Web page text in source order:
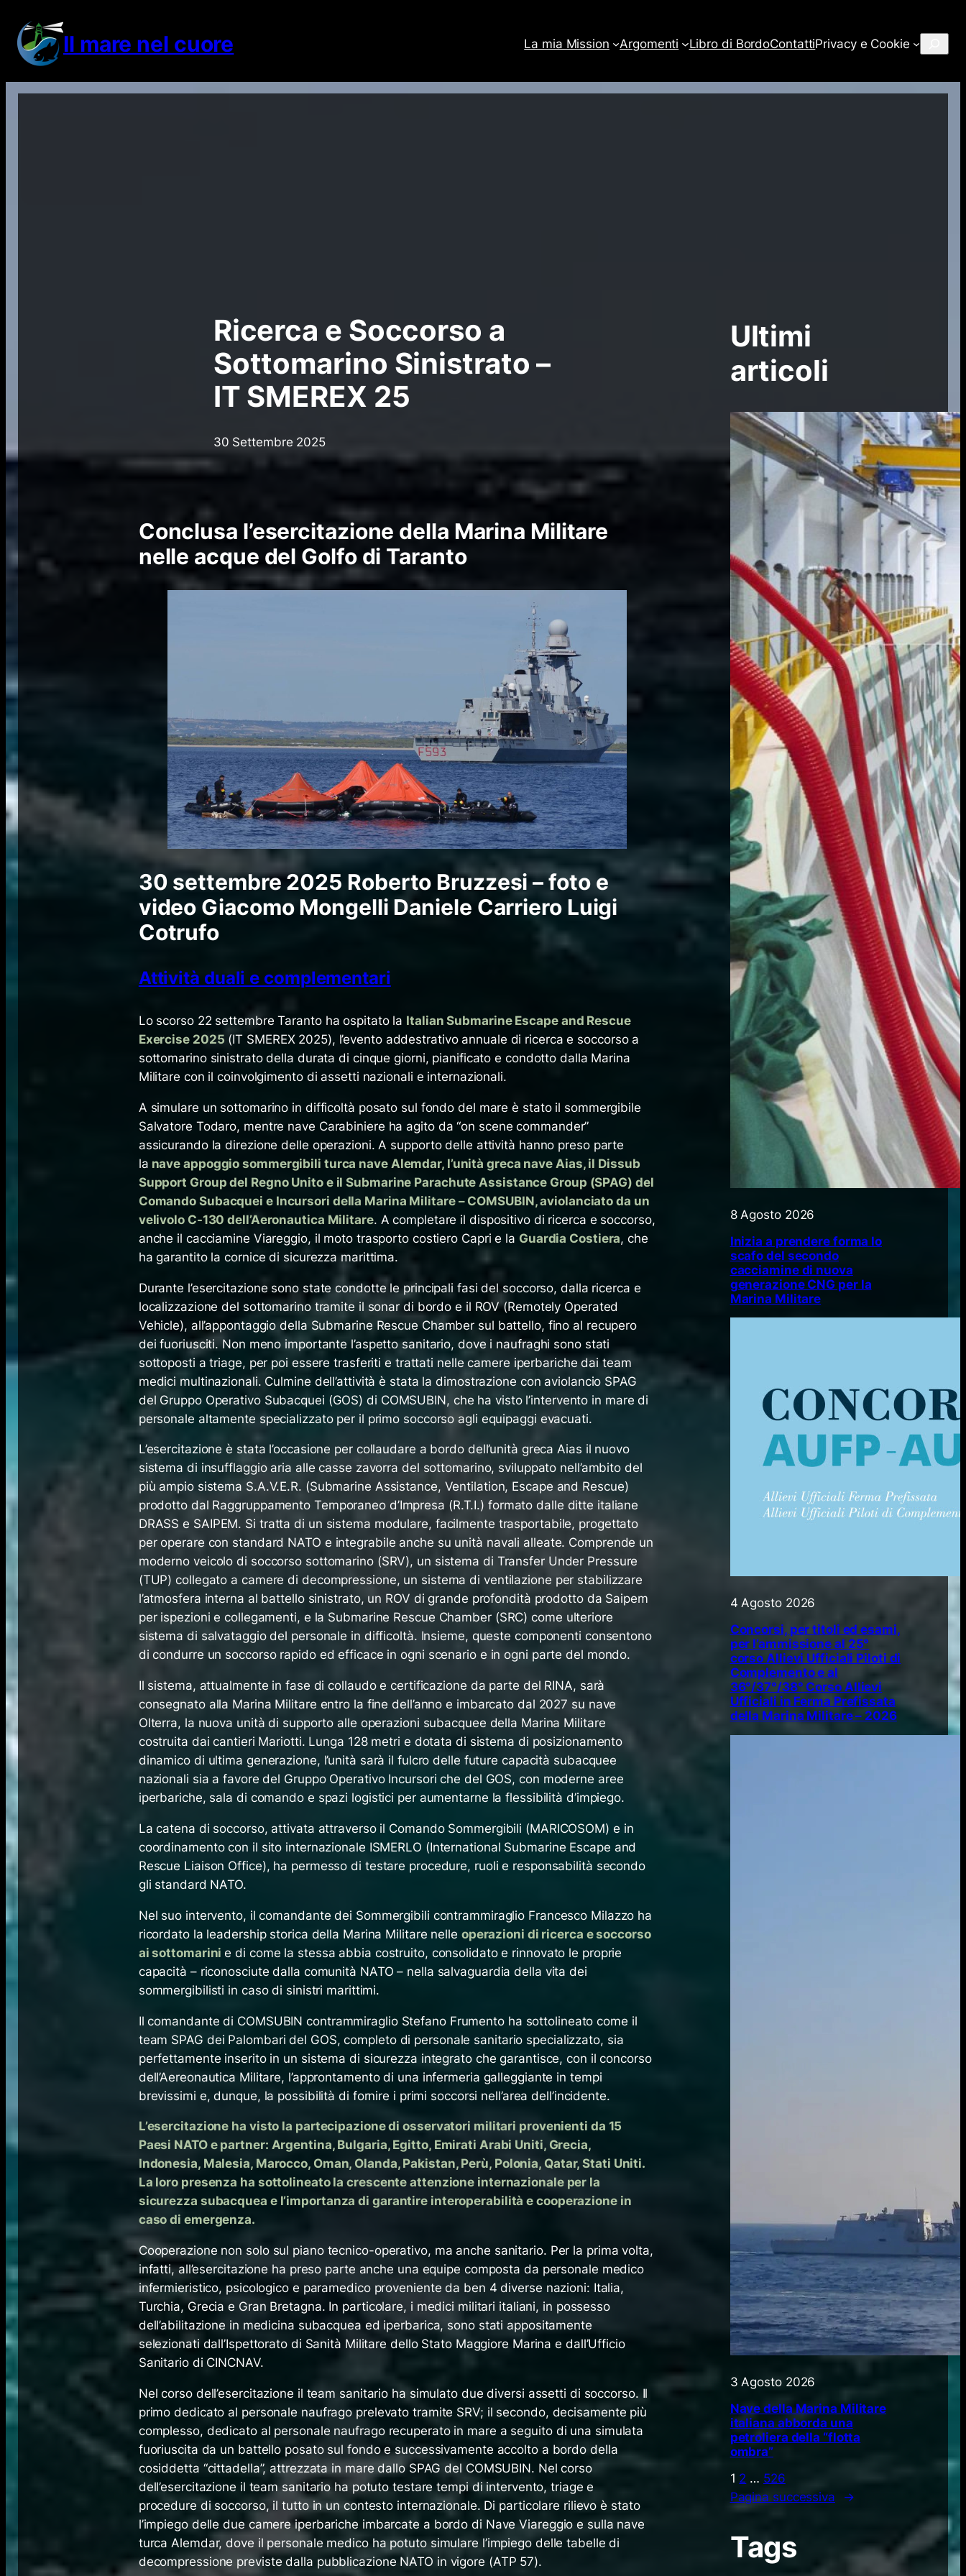
contenuto Il mare nel cuore La mia Mission Argomenti Libro di BordoContattiPrivacy e Cookie
Ricerca e Soccorso a
Sottomarino Sinistrato –
IT SMEREX 25
30 Settembre 2025
Conclusa l’esercitazione della Marina Militare
nelle acque del Golfo di Taranto
30 settembre 2025 Roberto Bruzzesi – foto e
video Giacomo Mongelli Daniele Carriero Luigi
Cotrufo
Attività duali e complementari
Lo scorso 22 settembre Taranto ha ospitato la Italian Submarine Escape and Rescue
Exercise 2025 (IT SMEREX 2025), l’evento addestrativo annuale di ricerca e soccorso a
sottomarino sinistrato della durata di cinque giorni, pianificato e condotto dalla Marina
Militare con il coinvolgimento di assetti nazionali e internazionali.
A simulare un sottomarino in difficoltà posato sul fondo del mare è stato il sommergibile
Salvatore Todaro, mentre nave Carabiniere ha agito da “on scene commander”
assicurando la direzione delle operazioni. A supporto delle attività hanno preso parte
la nave appoggio sommergibili turca nave Alemdar, l’unità greca nave Aias, il Dissub
Support Group del Regno Unito e il Submarine Parachute Assistance Group (SPAG) del
Comando Subacquei e Incursori della Marina Militare – COMSUBIN, aviolanciato da un
velivolo C-130 dell’Aeronautica Militare. A completare il dispositivo di ricerca e soccorso,
anche il cacciamine Viareggio, il moto trasporto costiero Capri e la Guardia Costiera, che
ha garantito la cornice di sicurezza marittima.
Durante l’esercitazione sono state condotte le principali fasi del soccorso, dalla ricerca e
localizzazione del sottomarino tramite il sonar di bordo e il ROV (Remotely Operated
Vehicle), all’appontaggio della Submarine Rescue Chamber sul battello, fino al recupero
dei fuoriusciti. Non meno importante l’aspetto sanitario, dove i naufraghi sono stati
sottoposti a triage, per poi essere trasferiti e trattati nelle camere iperbariche dai team
medici multinazionali. Culmine dell’attività è stata la dimostrazione con aviolancio SPAG
del Gruppo Operativo Subacquei (GOS) di COMSUBIN, che ha visto l’intervento in mare di
personale altamente specializzato per il primo soccorso agli equipaggi evacuati.
L’esercitazione è stata l’occasione per collaudare a bordo dell’unità greca Aias il nuovo
sistema di insufflaggio aria alle casse zavorra del sottomarino, sviluppato nell’ambito del
più ampio sistema S.A.V.E.R. (Submarine Assistance, Ventilation, Escape and Rescue)
prodotto dal Raggruppamento Temporaneo d’Impresa (R.T.I.) formato dalle ditte italiane
DRASS e SAIPEM. Si tratta di un sistema modulare, facilmente trasportabile, progettato
per operare con standard NATO e integrabile anche su unità navali alleate. Comprende un
moderno veicolo di soccorso sottomarino (SRV), un sistema di Transfer Under Pressure
(TUP) collegato a camere di decompressione, un sistema di ventilazione per stabilizzare
l’atmosfera interna al battello sinistrato, un ROV di grande profondità prodotto da Saipem
per ispezioni e collegamenti, e la Submarine Rescue Chamber (SRC) come ulteriore
sistema di salvataggio del personale in difficoltà. Insieme, queste componenti consentono
di condurre un soccorso rapido ed efficace in ogni scenario e in ogni parte del mondo.
Il sistema, attualmente in fase di collaudo e certificazione da parte del RINA, sarà
consegnato alla Marina Militare entro la fine dell’anno e imbarcato dal 2027 su nave
Olterra, la nuova unità di supporto alle operazioni subacquee della Marina Militare
costruita dai cantieri Mariotti. Lunga 128 metri e dotata di sistema di posizionamento
dinamico di ultima generazione, l’unità sarà il fulcro delle future capacità subacquee
nazionali sia a favore del Gruppo Operativo Incursori che del GOS, con moderne aree
iperbariche, sala di comando e spazi logistici per aumentarne la flessibilità d’impiego.
La catena di soccorso, attivata attraverso il Comando Sommergibili (MARICOSOM) e in
coordinamento con il sito internazionale ISMERLO (International Submarine Escape and
Rescue Liaison Office), ha permesso di testare procedure, ruoli e responsabilità secondo
gli standard NATO.
Nel suo intervento, il comandante dei Sommergibili contrammiraglio Francesco Milazzo ha
ricordato la leadership storica della Marina Militare nelle operazioni di ricerca e soccorso
ai sottomarinie di come la stessa abbia costruito, consolidato e rinnovato le proprie
capacità – riconosciute dalla comunità NATO – nella salvaguardia della vita dei
sommergibilisti in caso di sinistri marittimi.
Il comandante di COMSUBIN contrammiraglio Stefano Frumento ha sottolineato come il
team SPAG dei Palombari del GOS, completo di personale sanitario specializzato, sia
perfettamente inserito in un sistema di sicurezza integrato che garantisce, con il concorso
dell’Aereonautica Militare, l’approntamento di una infermeria galleggiante in tempi
brevissimi e, dunque, la possibilità di fornire i primi soccorsi nell’area dell’incidente.
L’esercitazione ha visto la partecipazione di osservatori militari provenienti da 15
Paesi NATO e partner: Argentina, Bulgaria, Egitto, Emirati Arabi Uniti, Grecia,
Indonesia, Malesia, Marocco, Oman, Olanda, Pakistan, Perù, Polonia, Qatar, Stati Uniti.
La loro presenza ha sottolineato la crescente attenzione internazionale per la
sicurezza subacquea e l’importanza di garantire interoperabilità e cooperazione in
caso di emergenza.
Cooperazione non solo sul piano tecnico-operativo, ma anche sanitario. Per la prima volta,
infatti, all’esercitazione ha preso parte anche una equipe composta da personale medico
infermieristico, psicologico e paramedico proveniente da ben 4 diverse nazioni: Italia,
Turchia, Grecia e Gran Bretagna. In particolare, i medici militari italiani, in possesso
dell’abilitazione in medicina subacquea ed iperbarica, sono stati appositamente
selezionati dall’Ispettorato di Sanità Militare dello Stato Maggiore Marina e dall’Ufficio
Sanitario di CINCNAV.
Nel corso dell’esercitazione il team sanitario ha simulato due diversi assetti di soccorso. Il
primo dedicato al personale naufrago prelevato tramite SRV; il secondo, decisamente più
complesso, dedicato al personale naufrago recuperato in mare a seguito di una simulata
fuoriuscita da un battello posato sul fondo e successivamente accolto a bordo della
cosiddetta “cittadella”, attrezzata in mare dallo SPAG del COMSUBIN. Nel corso
dell’esercitazione il team sanitario ha potuto testare tempi di intervento, triage e
procedure di soccorso, il tutto in un contesto internazionale. Di particolare rilievo è stato
l’impiego delle due camere iperbariche imbarcate a bordo di Nave Viareggio e sulla nave
turca Alemdar, dove il personale medico ha potuto simulare l’impiego delle tabelle di
decompressione previste dalla pubblicazione NATO in vigore (ATP 57).
Ultimi
articoli
8 Agosto 2026
Inizia a prendere forma lo
scafo del secondo
cacciamine di nuova
generazione CNG per la
Marina Militare
4 Agosto 2026
Concorsi, per titoli ed esami,
per l’ammissione al 25°
corso Allievi Ufficiali Piloti di
Complemento e al
36°/37°/38° Corso Allievi
Ufficiali in Ferma Prefissata
della Marina Militare – 2026
3 Agosto 2026
Nave della Marina Militare
italiana abborda una
petroliera della “flotta
ombra”
1 2 … 526
Pagina successiva
→
Tags